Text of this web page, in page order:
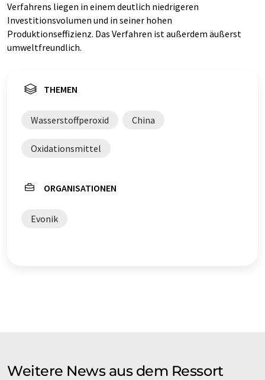
Verfahrens liegen in einem deutlich niedrigeren
Investitionsvolumen und in seiner hohen
Produktionseffizienz. Das Verfahren ist außerdem äußerst
umweltfreundlich.
THEMEN
Wasserstoffperoxid China
Oxidationsmittel
ORGANISATIONEN
Evonik
Weitere News aus dem Ressort